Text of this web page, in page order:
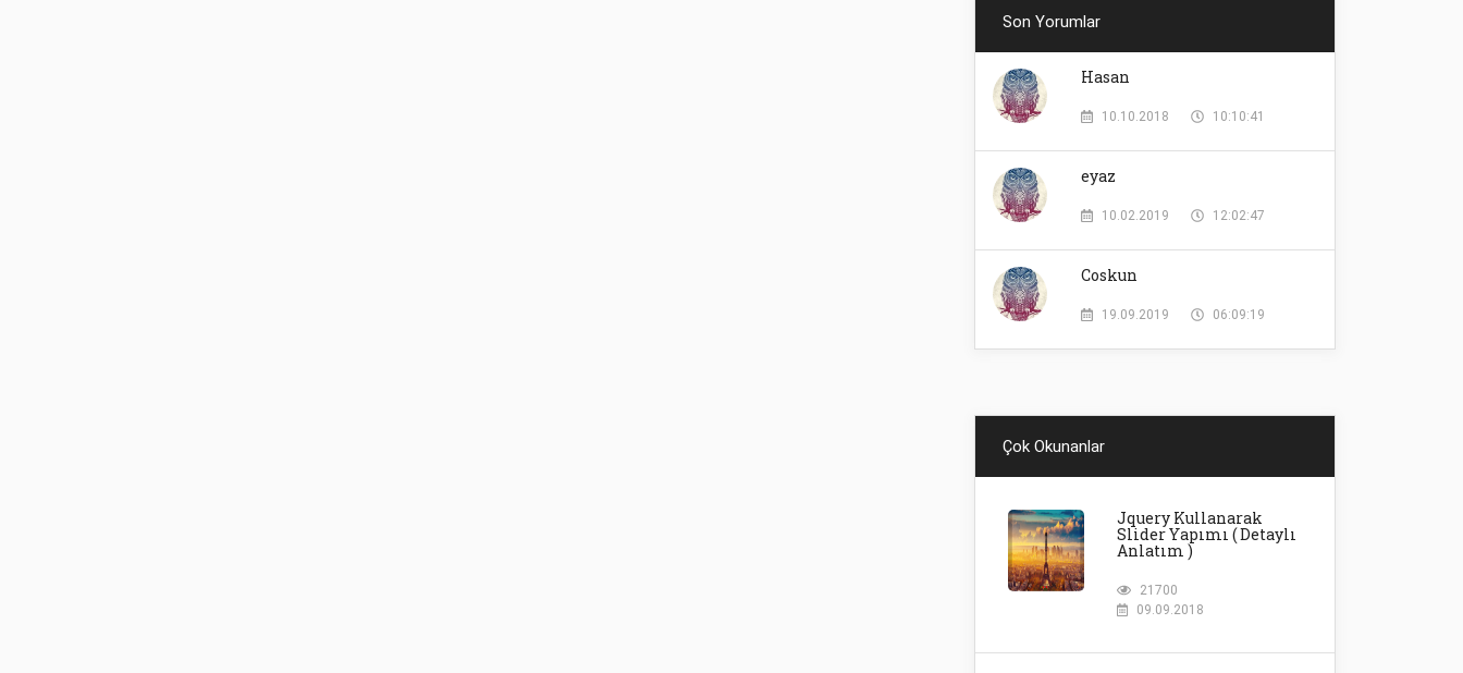
Son Yorumlar
Hasan
10.10.2018 10:10:41
eyaz
10.02.2019 12:02:47
Coskun
19.09.2019 06:09:19
Çok Okunanlar
Jquery Kullanarak
Slider Yapımı ( Detaylı
Anlatım )
21700
09.09.2018